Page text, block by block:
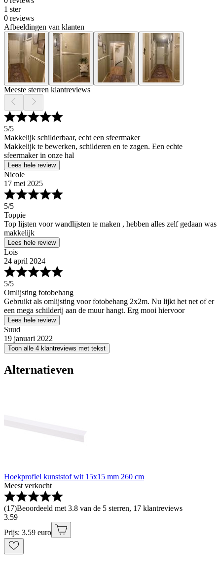
1 ster
0 reviews
Afbeeldingen van klanten
Meeste sterren klantreviews
5/5
Makkelijk schilderbaar, echt een sfeermaker
Makkelijk te bewerken, schilderen en te zagen. Een echte
sfeermaker in onze hal
Lees hele review
Nicole
17 mei 2025
5/5
Toppie
Top lijsten voor wandlijsten te maken , hebben alles zelf gedaan was
makkelijk
Lees hele review
Lois
24 april 2024
5/5
Omlijsting fotobehang
Gebruikt als omlijsting voor fotobehang 2x2m. Nu lijkt het net of er
een mega schilderij aan de muur hangt. Erg mooi hiervoor
Lees hele review
Suud
19 januari 2022
Toon alle 4 klantreviews met tekst
Alternatieven
Hoekprofiel kunststof wit 15x15 mm 260 cm
Meest verkocht
(17)Beoordeeld met 3.8 van de 5 sterren, 17 klantreviews
3.59
Prijs: 3.59 euro